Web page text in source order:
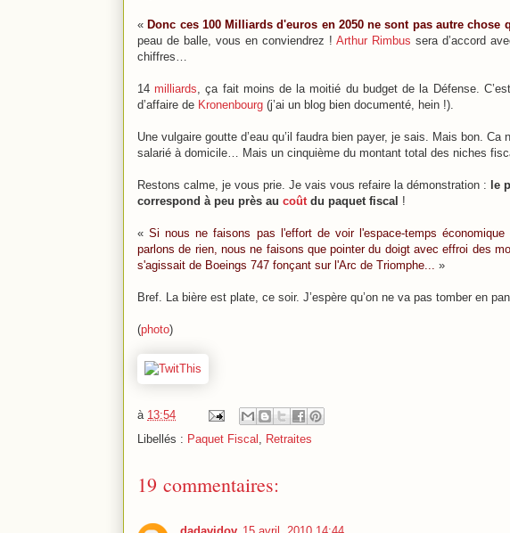
«Donc ces 100 Milliards d'euros en 2050 ne sont pas autre
peau de balle, vous en conviendrez ! Arthur Rimbus sera d’accord
chiffres…
14milliards , ça fait moins de la moitié du budget de la Défense.
d’affaire de Kronenbourg (j’ai un blog bien documenté, hein !).
Une vulgaire goutte d’eau qu’il faudra bien payer, je sais. Mais bon.
salarié à domicile… Mais un cinquième du montant total des niches
Restons calme, je vous prie. Je vais vous refaire la démonstration : le
correspond à peu près au coût du paquet fiscal !
« Si nous ne faisons pas l'effort de voir l'espace-temps
parlons de rien, nous ne faisons que pointer du doigt avec effroi des
s'agissait de Boeings 747 fonçant sur l'Arc de Triomphe...
»
Bref. La bière est plate, ce soir. J’espère qu’on ne va pas tomber en
(photo)
à 13:54
Libellés : Paquet Fiscal Retraites
19 commentaires: